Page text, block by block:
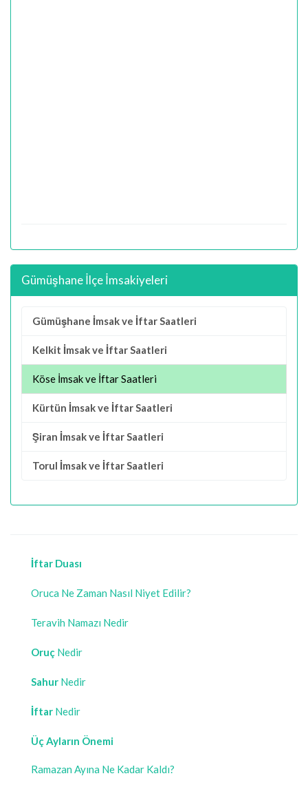
Gümüşhane İlçe İmsakiyeleri
Gümüşhane İmsak ve İftar Saatleri
Kelkit İmsak ve İftar Saatleri
Köse İmsak ve İftar Saatleri
Kürtün İmsak ve İftar Saatleri
Şiran İmsak ve İftar Saatleri
Torul İmsak ve İftar Saatleri
İftar Duası
Oruca Ne Zaman Nasıl Niyet Edilir?
Teravih Namazı Nedir
Oruç Nedir
Sahur Nedir
İftar Nedir
Üç Ayların Önemi
Ramazan Ayına Ne Kadar Kaldı?